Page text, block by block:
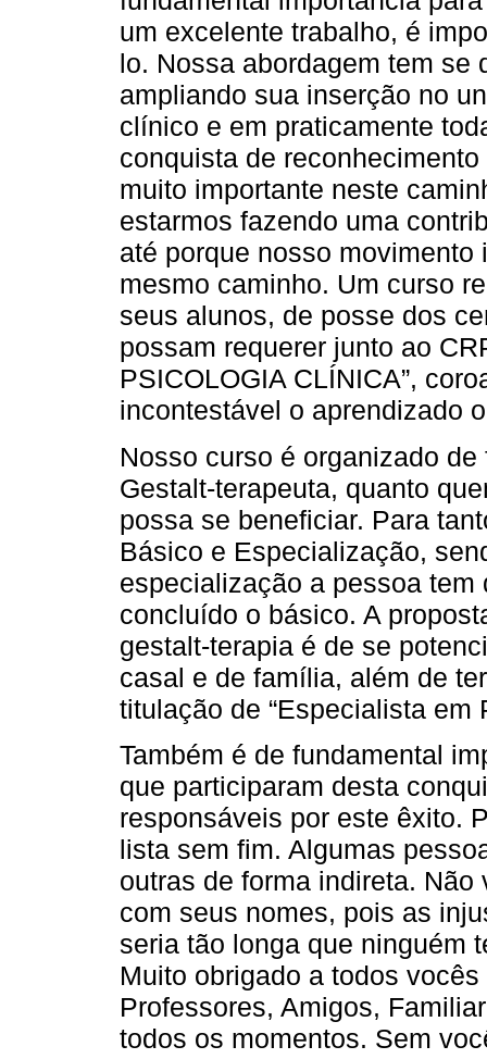
um excelente trabalho, é
lo. Nossa abordagem tem se
ampliando sua inserção no
clínico e em praticamente
conquista de
muito importante neste
estarmos fazendo uma
até porque nosso
mesmo caminho. Um curso
seus alunos, de posse dos
possam requerer junto ao
PSICOLOGIA CLÍNICA”,
incontestável o aprendizado
Nosso curso é organizado
Gestalt-terapeuta, quanto
possa se beneficiar. Para
Básico e Especialização,
especialização a pessoa tem
concluído o básico. A
gestalt-terapia é de se
casal e de família, além de
titulação de “Especialista em
Também é de fundamental
que participaram desta
responsáveis por este êxito.
lista sem fim. Algumas
outras de forma indireta.
com seus nomes, pois as
seria tão longa que ninguém
Muito obrigado a todos
Professores, Amigos,
todos os momentos. Sem